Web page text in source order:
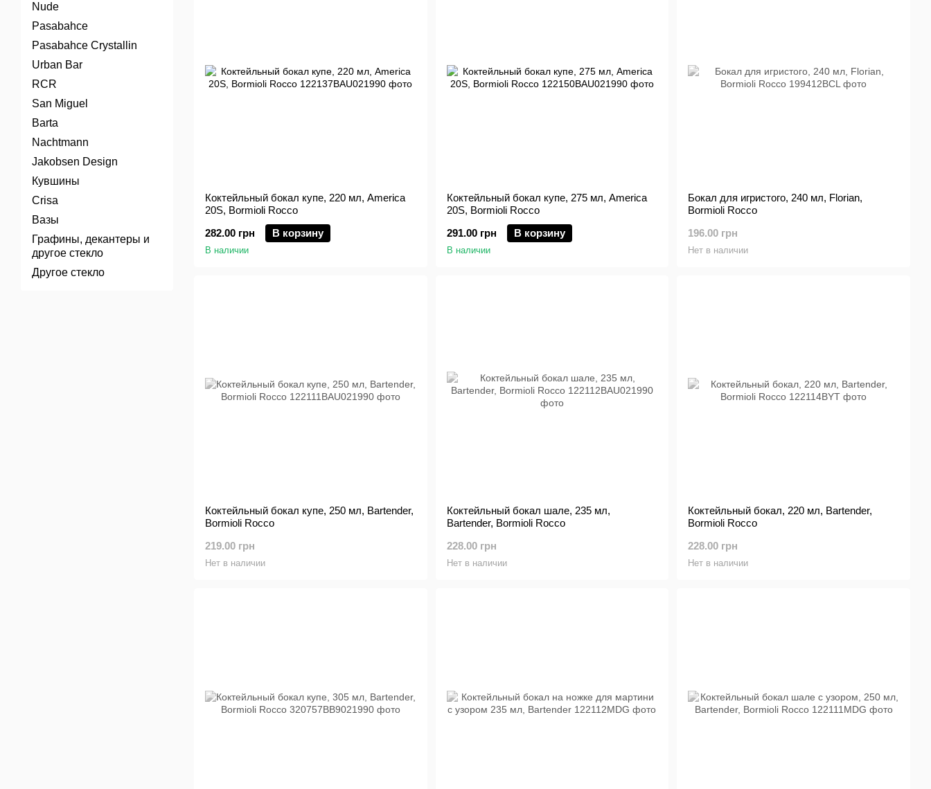
Коктейльный бокал купе, 220 мл, America
20S, Bormioli Rocco
282.00 грн
В корзину
В наличии
Коктейльный бокал купе, 275 мл, America
20S, Bormioli Rocco
291.00 грн
В корзину
В наличии
Бокал для игристого, 240 мл, Florian,
Bormioli Rocco
196.00 грн
Нет в наличии
Коктейльный бокал купе, 250 мл, Bartender,
Bormioli Rocco
219.00 грн
Нет в наличии
Коктейльный бокал шале, 235 мл,
Bartender, Bormioli Rocco
228.00 грн
Нет в наличии
Коктейльный бокал, 220 мл, Bartender,
Bormioli Rocco
228.00 грн
Нет в наличии
Nude
Pasabahce
Pasabahce Crystallin
Urban Bar
RCR
San Miguel
Barta
Nachtmann
Jakobsen Design
Кувшины
Crisa
Вазы
Графины, декантеры и
другое стекло
Другое стекло